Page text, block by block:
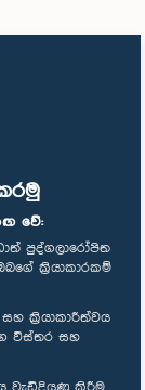
වේ:
පුද්ගලාරෝපිත
ක්‍රියාකාරකම්
ක්‍රියාකාරීත්වය
විස්තර සහ